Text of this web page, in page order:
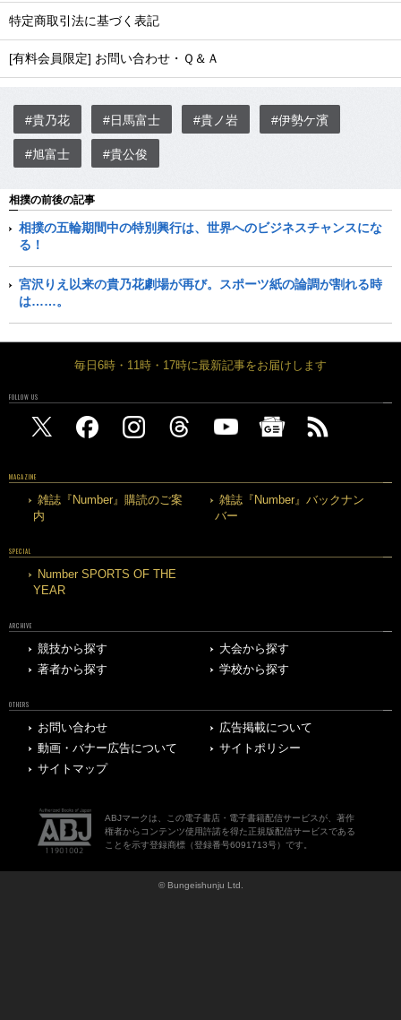
特定商取引法に基づく表記
[有料会員限定] お問い合わせ・Ｑ＆Ａ
#貴乃花 #日馬富士 #貴ノ岩 #伊勢ケ濱
#旭富士 #貴公俊
相撲の前後の記事
相撲の五輪期間中の特別興行は、世界へのビジネスチャンスにな
る！
宮沢りえ以来の貴乃花劇場が再び。スポーツ紙の論調が割れる時
は……。
毎日6時・11時・17時に最新記事をお届けします
FOLLOW US
MAGAZINE
雑誌『Number』購読のご案
内
雑誌『Number』バックナン
バー
SPECIAL
Number SPORTS OF THE
YEAR
ARCHIVE
競技から探す
大会から探す
著者から探す
学校から探す
OTHERS
お問い合わせ
広告掲載について
動画・バナー広告について
サイトポリシー
サイトマップ
ABJマークは、この電子書店・電子書籍配信サービスが、著作
権者からコンテンツ使用許諾を得た正規版配信サービスである
ことを示す登録商標（登録番号6091713号）です。
© Bungeishunju Ltd.